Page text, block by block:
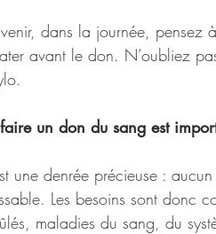
dans la journée, pensez
avant le don. N’oubliez
un don du sang est
une denrée précieuse :
Les besoins sont donc
maladies du sang, du